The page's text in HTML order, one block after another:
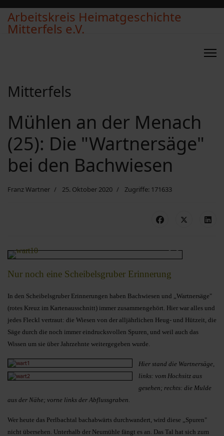
Arbeitskreis Heimatgeschichte
Mitterfels e.V.
Mitterfels
Mühlen an der Menach
(25): Die "Wartnersäge"
bei den Bachwiesen
Franz Wartner 25. Oktober 2020 Zugriffe: 171633
Nur noch eine Scheibelsgruber Erinnerung
In den Scheibelsgruber Erinnerungen haben Bachwiesen und „Wartnersäge"
(rotes Kreuz im Kartenausschnitt) immer zusammengehört. Hier war alles und
jedes Fleckl vertraut: die Wiesen von der alljährlichen Heug- und Hützeit, die
Säge durch die noch immer eindrucksvollen Spuren, und weil auch das
Wissen um sie über Jahrzehnte weitergegeben wurde.
Hier stand die Wartnersäge,
links: vom Hochsitz aus
gesehen; rechts: die Mulde
aus der Nähe; vorne links der Abflussgraben.
Wer heute das Perlbachtal bachabwärts durchwandert, wird diese „Spuren"
nicht übersehen. Unterhalb der Neumühle fängt es an. Das Tal hat sich zum